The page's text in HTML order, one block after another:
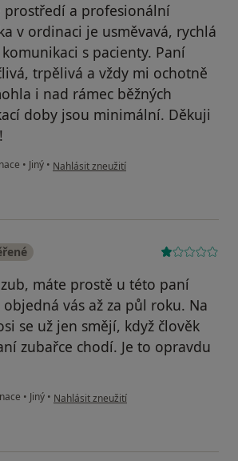
a profesionální
v ordinaci je usměvavá, rychlá
s pacienty. Paní
trpělivá a vždy mi ochotně
i nad rámec běžných
doby jsou minimální. Děkuji
• Jiný • podle názoru uživatele Alena P.
Nahlásit zneužití
máte prostě u této paní
vás až za půl roku. Na
se už jen smějí, když člověk
zubařce chodí. Je to opravdu
• Jiný • podle názoru uživatele J.H.
Nahlásit zneužití